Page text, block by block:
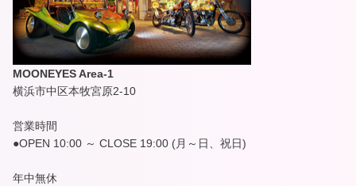
MOONEYES Area-1
横浜市中区本牧宮原2-10
営業時間
●OPEN 10:00 ～ CLOSE 19:00 (月～日、祝日)
年中無休